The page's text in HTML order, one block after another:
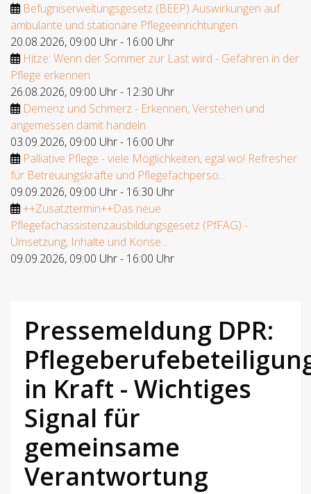
Befugniserweitungsgesetz (BEEP) Auswirkungen auf
ambulante und stationäre Pflegeeinrichtungen
20.08.2026, 09:00 Uhr- 16:00 Uhr
Hitze: Wenn der Sommer zur Last wird - Gefahren in der
Pflege erkennen
26.08.2026, 09:00 Uhr- 12:30 Uhr
Demenz und Schmerz - Erkennen, Verstehen und
angemessen damit handeln
03.09.2026, 09:00 Uhr- 16:00 Uhr
Palliative Pflege - viele Möglichkeiten, egal wo! Refresher
für Betreuungskräfte und Pflegefachperso...
09.09.2026, 09:00 Uhr- 16:30 Uhr
++Zusatztermin++Das neue
Pflegefachassistenzausbildungsgesetz (PfFAG) -
Umsetzung, Inhalte und Konse...
09.09.2026, 09:00 Uhr- 16:00 Uhr
Pressemeldung DPR:
in Kraft - Wichtiges
Signal für
gemeinsame
Verantwortung